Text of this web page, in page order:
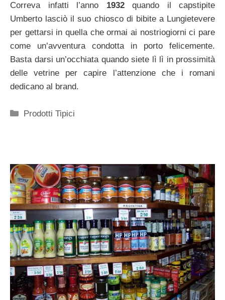
Correva infatti l’anno 1932quando il capstipite
Umberto lasciò il suo chiosco di bibite a Lungietevere
per gettarsi in quella che ormai ai nostriogiorni ci pare
come un’avventura condotta in porto felicemente.
Basta darsi un’occhiata quando siete lì lì in prossimità
delle vetrine per capire l’attenzione che i romani
dedicano al brand.
Categorie
Prodotti Tipici